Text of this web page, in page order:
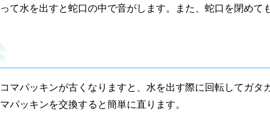
て水を出すと蛇口の中で音がします。また、蛇口を閉めて
マパッキンが古くなりますと、水を出す際に回転してガタ
パッキンを交換すると簡単に直ります。